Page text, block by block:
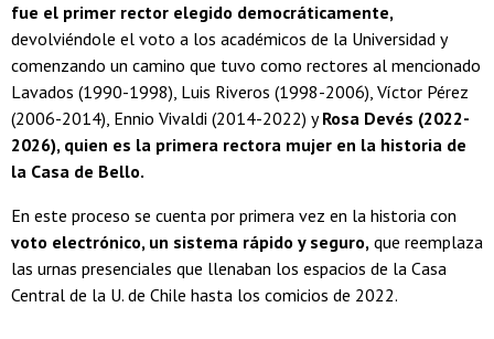
fue el primer rector elegido democráticamente,
devolviéndole el voto a los académicos de la Universidad y
comenzando un camino que tuvo como rectores al mencionado
Lavados (1990-1998), Luis Riveros (1998-2006), Víctor Pérez
(2006-2014), Ennio Vivaldi (2014-2022) yRosa Devés (2022-
2026), quien es la primera rectora mujer en la historia de
la Casa de Bello.
En este proceso se cuenta por primera vez en la historia con
voto electrónico, un sistema rápido y seguro, que reemplaza
las urnas presenciales que llenaban los espacios de la Casa
Central de la U. de Chile hasta los comicios de 2022.